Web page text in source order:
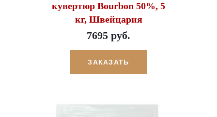
кувертюр Bourbon 50%, 5
кг, Швейцария
7695 руб.
ЗАКАЗАТЬ